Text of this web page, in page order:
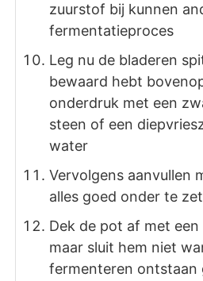
zuurstof bij kunnen
fermentatieproces
Leg nu de bladeren
bewaard hebt
onderdruk met een
steen of een
water
Vervolgens aanvullen
alles goed onder te
Dek de pot af met
maar sluit hem niet
fermenteren ontstaan